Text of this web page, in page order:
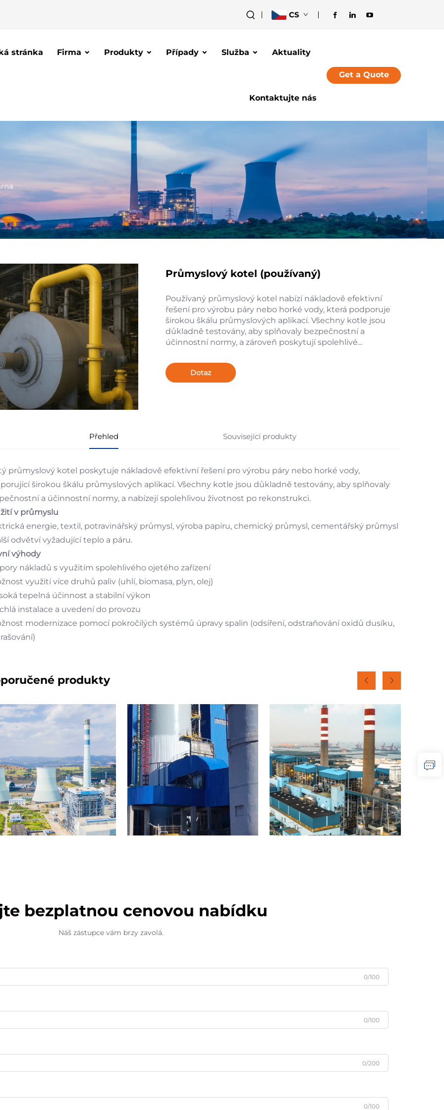
CS
stránka Firma Produkty Případy Služba Aktuality
Kontaktujte nás
Get a Quote
Průmyslový kotel (používaný)
Používaný průmyslový kotel nabízí nákladově efektivní
řešení pro výrobu páry nebo horké vody, která podporuje
širokou škálu průmyslových aplikací. Všechny kotle jsou
důkladně testovány, aby splňovaly bezpečnostní a
účinnostní normy, a zároveň poskytují spolehlivé...
Dotaz
Přehled Související produkty
průmyslový kotel poskytuje nákladově efektivní řešení pro výrobu páry nebo horké vody,
širokou škálu průmyslových aplikací. Všechny kotle jsou důkladně testovány, aby splňovaly
a účinnostní normy, a nabízejí spolehlivou životnost po rekonstrukci.
v průmyslu
energie, textil, potravinářský průmysl, výroba papíru, chemický průmysl, cementářský průmysl
odvětví vyžadující teplo a páru.
výhody
nákladů s využitím spolehlivého ojetého zařízení
využití více druhů paliv (uhlí, biomasa, plyn, olej)
tepelná účinnost a stabilní výkon
instalace a uvedení do provozu
modernizace pomocí pokročilých systémů úpravy spalin (odsíření, odstraňování oxidů dusíku,
produkty
bezplatnou cenovou nabídku
Náš zástupce vám brzy zavolá.
0/100
0/100
0/200
0/100